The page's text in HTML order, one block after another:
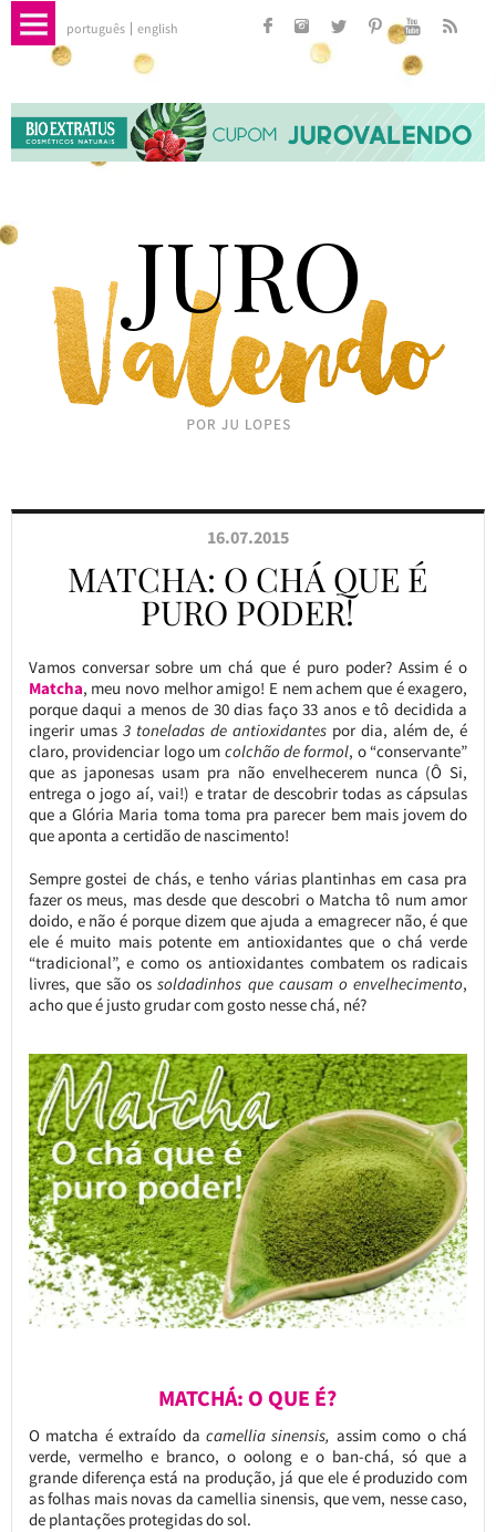
português english
16.07.2015
MATCHA: O CHÁ QUE É
PURO PODER!
Vamos conversar sobre um chá que é puro poder? Assim é o
Matcha, meu novo melhor amigo! E nem achem que é exagero,
porque daqui a menos de 30 dias faço 33 anos e tô decidida a
ingerir umas 3 toneladas de antioxidantes por dia, além de, é
claro, providenciar logo um colchão de formol, o “conservante”
que as japonesas usam pra não envelhecerem nunca (Ô Si,
entrega o jogo aí, vai!) e tratar de descobrir todas as cápsulas
que a Glória Maria toma toma pra parecer bem mais jovem do
que aponta a certidão de nascimento!
Sempre gostei de chás, e tenho várias plantinhas em casa pra
fazer os meus, mas desde que descobri o Matcha tô num amor
doido, e não é porque dizem que ajuda a emagrecer não, é que
ele é muito mais potente em antioxidantes que o chá verde
“tradicional”, e como os antioxidantes combatem os radicais
livres, que são os soldadinhos que causam o envelhecimento,
acho que é justo grudar com gosto nesse chá, né?
MATCHÁ: O QUE É?
O matcha é extraído da camellia sinensis, assim como o chá
verde, vermelho e branco, o oolong e o ban-chá, só que a
grande diferença está na produção, já que ele é produzido com
as folhas mais novas da camellia sinensis, que vem, nesse caso,
de plantações protegidas do sol.